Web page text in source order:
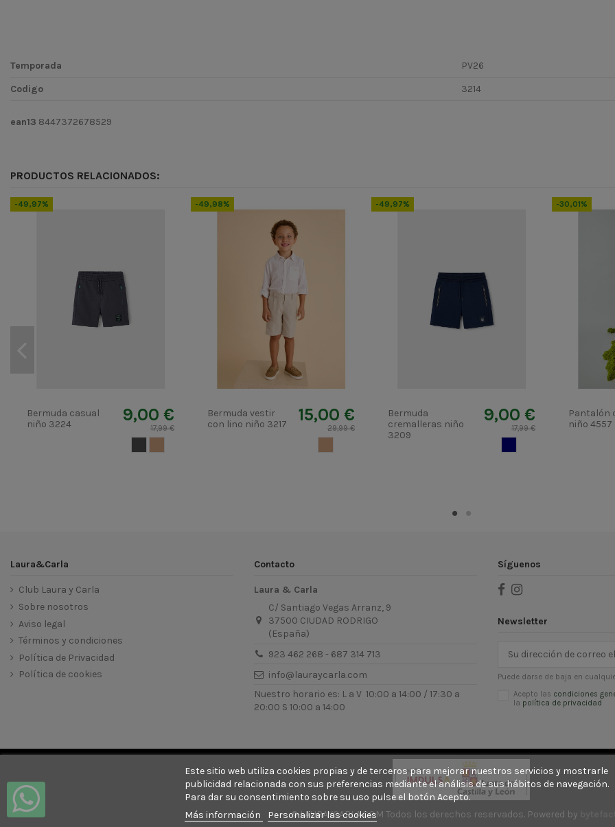
Temporada
PV26
Codigo
3214
ean13 8447372678529
PRODUCTOS RELACIONADOS:
-49,97%
Bermuda casual
niño 3224
9,00 €
17,99 €
-49,98%
Bermuda vestir
con lino niño 3217
15,00 €
29,99 €
-49,97%
Bermuda
cremalleras niño
3209
9,00 €
17,99 €
-30,01%
Pantalón
niño 4557
Laura&Carla
Club Laura y Carla
Sobre nosotros
Aviso legal
Términos y condiciones
Política de Privacidad
Política de cookies
Contacto
Laura & Carla
C/ Santiago Vegas Arranz, 9
37500 CIUDAD RODRIGO
(España)
923 462 268 - 687 314 713
info@lauraycarla.com
Nuestro horario es: L a V 10:00 a 14:00 / 17:30 a
20:00 S 10:00 a 14:00
Este sitio web utiliza cookies propias y de terceros para mejorar nuestros servicios y mostrarle
publicidad relacionada con sus preferencias mediante el análisis de sus hábitos de navegación.
Para dar su consentimiento sobre su uso pulse el botón Acepto.
Más información
Personalizar las cookies
Síguenos
Newsletter
Puede darse de baja en
Acepto las condiciones
la política de privacidad
© LAURAYCARLA.COM Todos los derechos reservados. Powered by